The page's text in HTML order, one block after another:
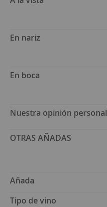
En nariz
En boca
Nuestra opinión personal
OTRAS AÑADAS
Añada
Tipo de vino